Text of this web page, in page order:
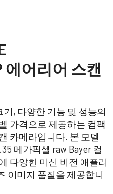
에어리어 스캔
기, 다양한 기능 및 성능의
가격으로 제공하는 컴팩
카메라입니다. 본 모델
메가픽셀 raw Bayer 컬
다양한 머신 비전 애플리
이미지 품질을 제공합니